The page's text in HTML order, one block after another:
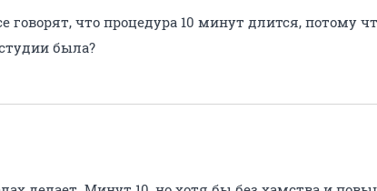
говорят, что процедура 10 минут длится, потому
была?